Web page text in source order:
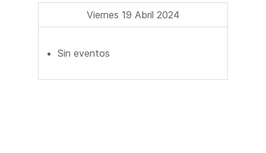
Viernes 19 Abril 2024
Sin eventos